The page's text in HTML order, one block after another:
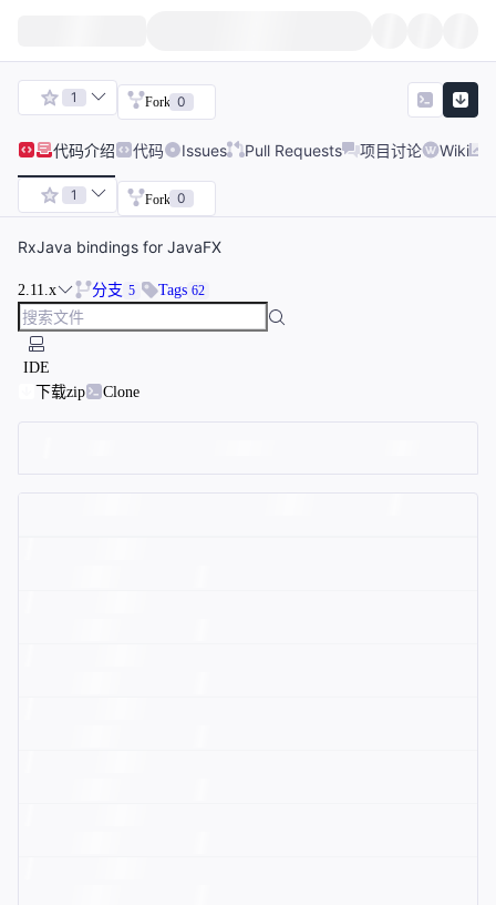
1 Fork 0
代码介绍 代码 Issues Pull Requests 项目讨论 Wiki
1 Fork 0
RxJava bindings for JavaFX
2.11.x 分支 5 Tags 62
IDE
下载zip
Clone